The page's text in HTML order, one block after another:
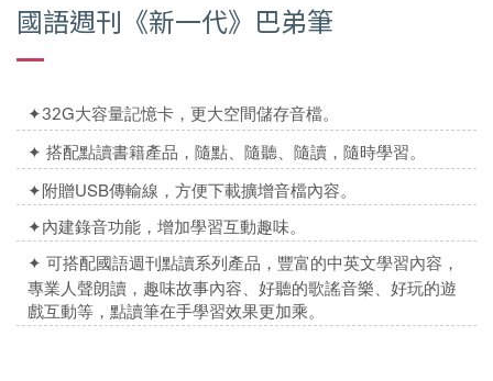
國語週刊《新一代》巴弟筆
✦32G大容量記憶卡，更大空間儲存音檔。
✦ 搭配點讀書籍產品，隨點、隨聽、隨讀，隨時學習。
✦附贈USB傳輸線，方便下載擴增音檔內容。
✦內建錄音功能，增加學習互動趣味。
✦ 可搭配國語週刊點讀系列產品，豐富的中英文學習內容，
專業人聲朗讀，趣味故事內容、好聽的歌謠音樂、好玩的遊
戲互動等，點讀筆在手學習效果更加乘。